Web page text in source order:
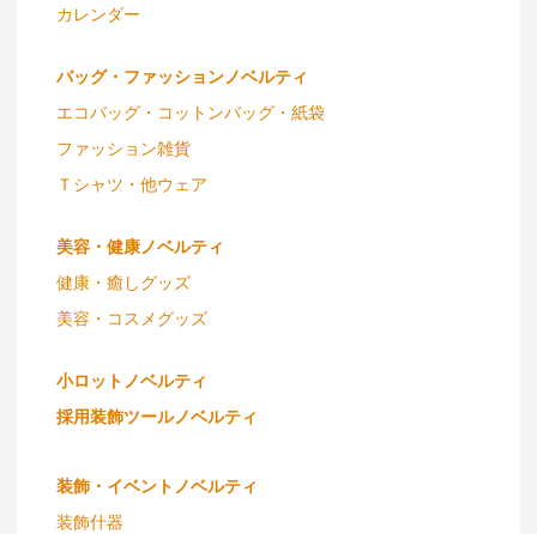
カレンダー
バッグ・ファッションノベルティ
エコバッグ・コットンバッグ・紙袋
ファッション雑貨
Ｔシャツ・他ウェア
美容・健康ノベルティ
健康・癒しグッズ
美容・コスメグッズ
小ロットノベルティ
採用装飾ツールノベルティ
装飾・イベントノベルティ
装飾什器